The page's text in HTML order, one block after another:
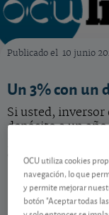
Publicado el 10 junio
Un 3% con un
Si usted, inversor
depósito a un
ciertos requisitos.
OCU utiliza cookies
navegación, lo que
y permite mejorar
botón "Aceptar todas